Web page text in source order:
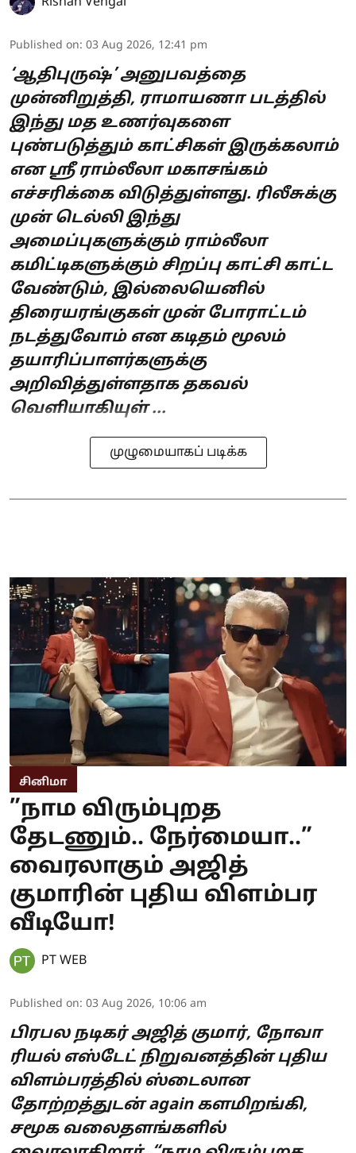
Published on: 03 Aug 2026, 12:41 pm
‘ஆதிபுருஷ்’ அனுபவத்தை
முன்னிறுத்தி, ராமாயணா படத்தில்
இந்து மத உணர்வுகளை
புண்படுத்தும் காட்சிகள் இருக்கலாம்
என ஸ்ரீ ராம்லீலா மகாசங்கம்
எச்சரிக்கை விடுத்துள்ளது. ரிலீசுக்கு
முன் டெல்லி இந்து
அமைப்புகளுக்கும் ராம்லீலா
கமிட்டிகளுக்கும் சிறப்பு காட்சி காட்ட
வேண்டும், இல்லையெனில்
திரையரங்குகள் முன் போராட்டம்
நடத்துவோம் என கடிதம் மூலம்
தயாரிப்பாளர்களுக்கு
அறிவித்துள்ளதாக தகவல்
வெளியாகியுள் ...
முழுமையாகப் படிக்க
சினிமா
”நாம விரும்புறத
தேடணும்.. நேர்மையா..”
வைரலாகும் அஜித்
குமாரின் புதிய விளம்பர
வீடியோ!
PT WEB
Published on: 03 Aug 2026, 10:06 am
பிரபல நடிகர் அஜித் குமார், நோவா
ரியல் எஸ்டேட் நிறுவனத்தின் புதிய
விளம்பரத்தில் ஸ்டைலான
தோற்றத்துடன் again களமிறங்கி,
சமூக வலைதளங்களில்